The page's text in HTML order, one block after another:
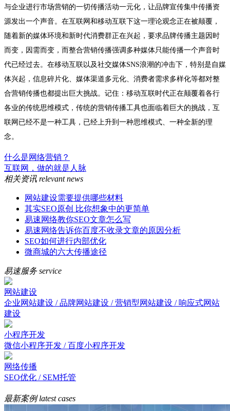
与企业进行市场营销的一切传播活动一元化，让品牌宣传集中传播资
源发出一个声音。在互联网和移动互联下这一理论观念正在被颠覆，
随着新的媒体环境和新时代消费群正在兴起，要求品牌传播主题因时
而变，因需而变，而整合营销传播强调多种媒体只能传播一个声音时
代已经过去。在移动互联以及社交媒体SNS浪潮的冲击下，特别是自媒
体兴起，信息碎片化、媒体渠道多元化、消费者需求多样化等都对整
合营销传播也都提出巨大挑战。记住：移动互联时代正在颠覆着各行
各业的传统思维模式，传统的营销传播工具也面临着巨大的挑战，互
联网已经不是一种工具，已经上升到一种思维模式、一种全新的理
念。
什么是网络营销？
互联网，做的就是人脉
相关资讯 relevant news
网站建设需要提供哪些材料
其实SEO原创 比你想象中的更简单
易速网络教你SEO文章怎么写
易速网络告诉你百度不收录文章的原因分析
SEO如何进行内部优化
微商城的六大传播途径
易速服务service
网站建设
企业网站建设 / 品牌网站建设 / 营销型网站建设 / 响应式网站
建设
小程序开发
微信小程序开发 / 百度小程序开发
网络传播
SEO优化 / SEM托管
最新案例latest cases